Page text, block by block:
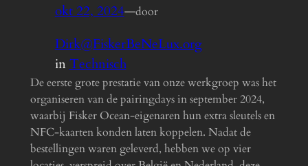
okt 22, 2024—door
Dirk@FiskerBeNeLux.org
inTechnisch
De eerste grote prestatie van onze werkgroep was het
organiseren van de pairingdays in september 2024,
waarbij Fisker Ocean-eigenaren hun extra sleutels en
NFC-kaarten konden laten koppelen. Nadat de
bestellingen waren geleverd, hebben we op vier